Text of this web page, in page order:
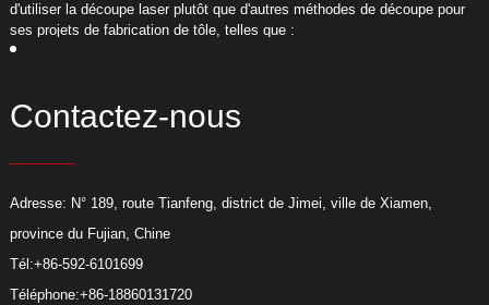
d'utiliser la découpe laser plutôt que d'autres méthodes de découpe pour
ses projets de fabrication de tôle, telles que :
Contactez-nous
Adresse: N° 189, route Tianfeng, district de Jimei, ville de Xiamen,
province du Fujian, Chine
Tél:+86-592-6101699
Téléphone:+86-18860131720